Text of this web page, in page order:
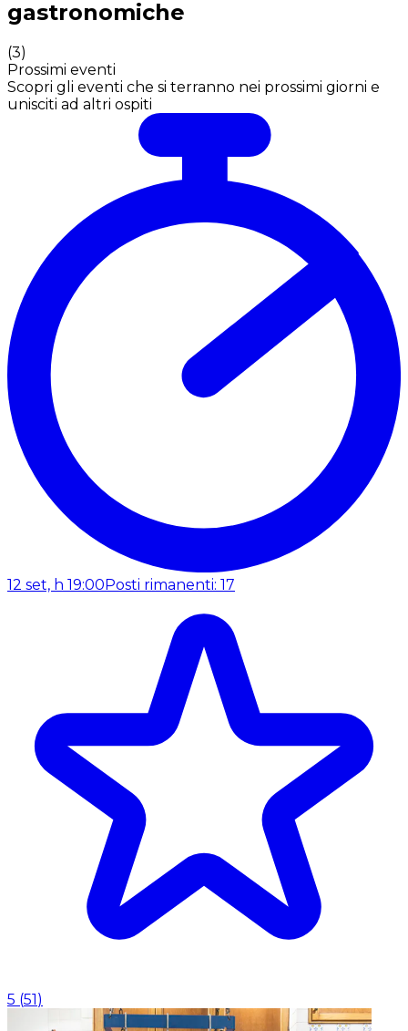
gastronomiche
(3)
Prossimi eventi
Scopri gli eventi che si terranno nei prossimi giorni e
unisciti ad altri ospiti
12 set, h 19:00 Posti rimanenti: 17
5 (51 )